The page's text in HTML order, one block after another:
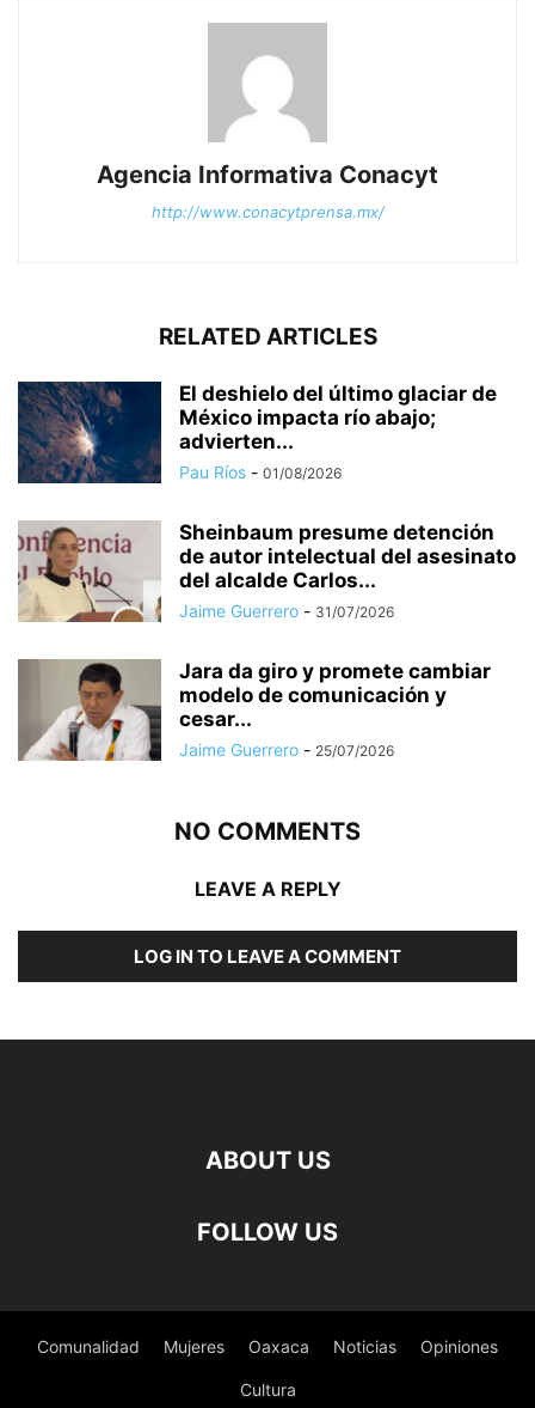
Agencia Informativa Conacyt
http://www.conacytprensa.mx/
RELATED ARTICLES
El deshielo del último glaciar de
México impacta río abajo;
advierten...
Pau Ríos - 01/08/2026
Sheinbaum presume detención
de autor intelectual del asesinato
del alcalde Carlos...
Jaime Guerrero - 31/07/2026
Jara da giro y promete cambiar
modelo de comunicación y
cesar...
Jaime Guerrero - 25/07/2026
NO COMMENTS
LEAVE A REPLY
LOG IN TO LEAVE A COMMENT
ABOUT US
FOLLOW US
Comunalidad Mujeres Oaxaca Noticias Opiniones
Cultura